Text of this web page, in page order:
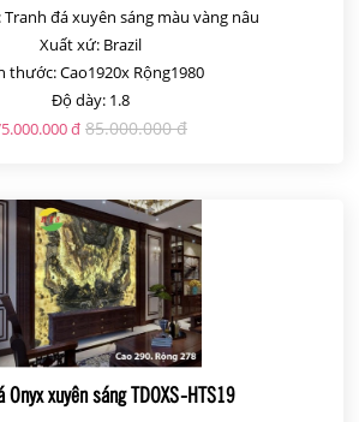
Tranh đá xuyên sáng màu vàng nâu
Xuất xứ: Brazil
thước: Cao1920x Rộng1980
Độ dày: 1.8
đ 85.000.000 đ
Onyx xuyên sáng TDOXS-HTS19